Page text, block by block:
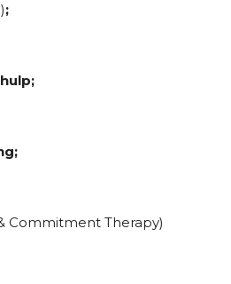
;
Commitment Therapy)